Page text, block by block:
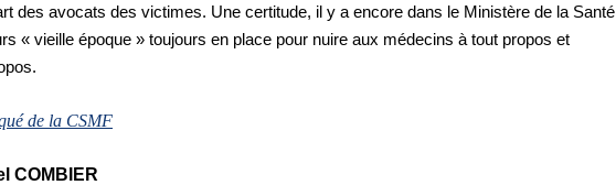
des avocats des victimes. Une certitude, il y a encore dans le Ministère de la Santé
« vieille époque » toujours en place pour nuire aux médecins à tout propos et
de la CSMF
COMBIER